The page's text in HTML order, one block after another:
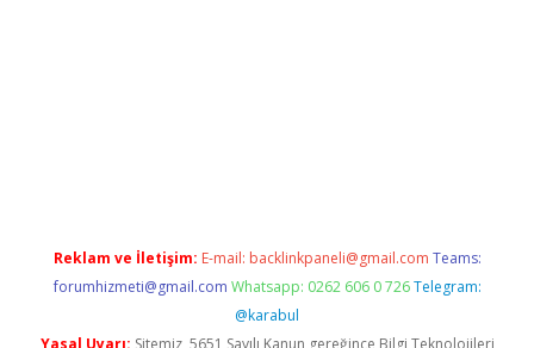
Reklam ve İletişim: E-mail: backlinkpaneli@gmail.com Teams:
forumhizmeti@gmail.com Whatsapp: 0262 606 0 726 Telegram:
@karabul
Yasal Uyarı: Sitemiz, 5651 Sayılı Kanun gereğince Bilgi Teknolojileri